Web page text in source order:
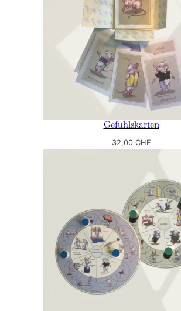
Gefühlskarten
32,00 CHF